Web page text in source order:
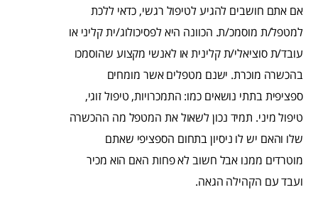
אם אתם חושבים להגיע לטיפול רגשי, כדאי ללכת
למטפל/ת מוסמכ/ת. הכוונה היא לפסיכולוג/ית קליני או
עובד/ת סוציאלי/ת קלינית או לאנשי מקצוע שהוסמכו
בהכשרה מוכרת. ישנם מטפלים אשר מומחים
ספציפית בתתי נושאים כמו: התמכרויות, טיפול זוגי,
טיפול מיני. תמיד נכון לשאול את המטפל מה ההכשרה
שלו והאם יש לו ניסיון בתחום הספציפי שאתם
מוטרדים ממנו אבל חשוב לא פחות האם הוא מכיר
ועבד עם הקהילה הגאה.